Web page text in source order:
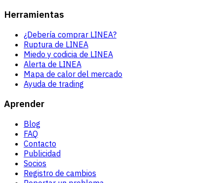
Herramientas
¿Debería comprar LINEA?
Ruptura de LINEA
Miedo y codicia de LINEA
Alerta de LINEA
Mapa de calor del mercado
Ayuda de trading
Aprender
Blog
FAQ
Contacto
Publicidad
Socios
Registro de cambios